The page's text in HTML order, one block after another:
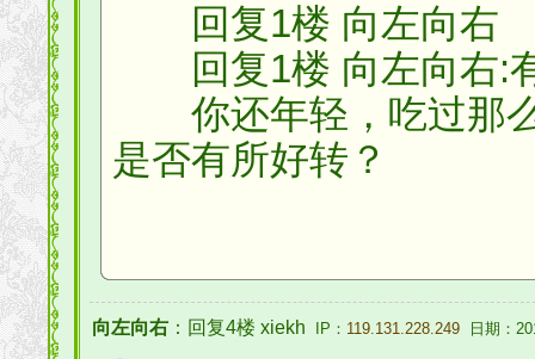
回复1楼 向左向右
回复1楼 向左向右:
你还年轻，吃过那么
是否有所好转？
向左向右 ：回复4楼 xiekh IP： 119.131.228.249 日期：